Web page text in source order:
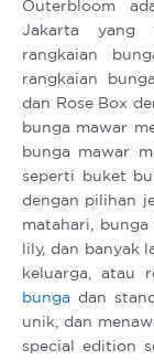
Outerbloom
Jakarta yang
rangkaian
rangkaian
dan Rose Box
bunga mawar
bunga mawar
seperti buket
dengan pilihan
matahari,
lily, dan banyak
keluarga, atau
bunga dan
unik, dan
special edition